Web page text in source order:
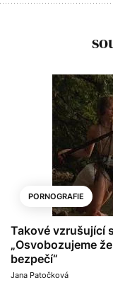
PORNOGRAFIE
Takové vzrušující
„Osvobozujeme
bezpečí“
Jana Patočková